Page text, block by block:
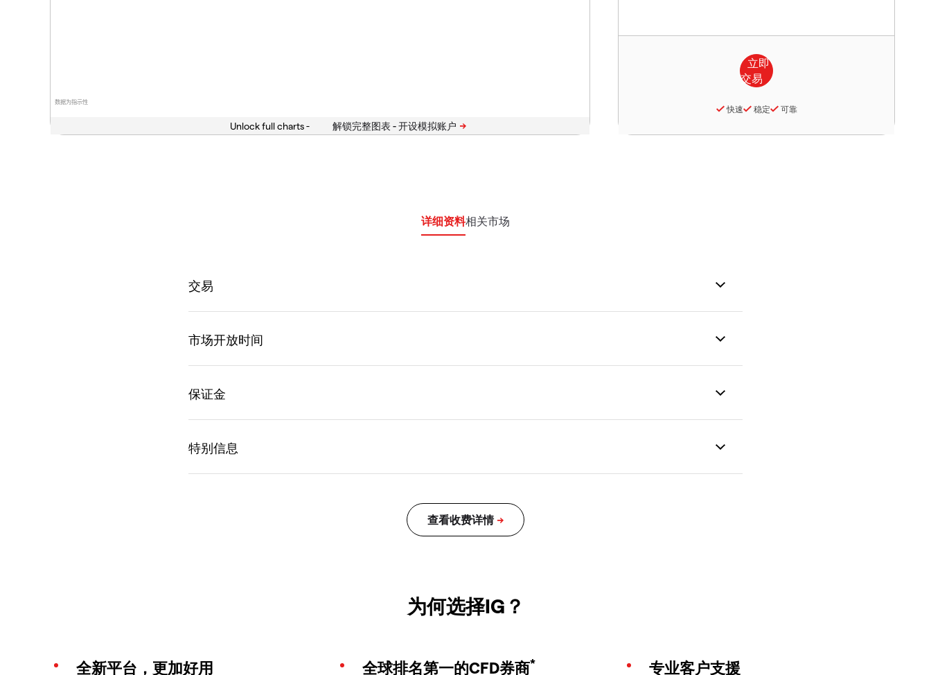
数据为指示性
Unlock full charts -
快速 稳定 可靠
详细资料相关市场
为何选择IG？
全新平台，更加好用 全球排名第一的CFD券商* 专业客户支援